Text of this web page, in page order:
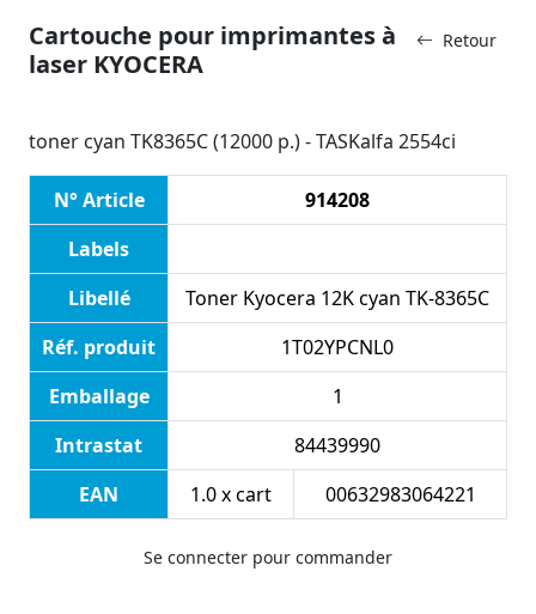
Retour
Cartouche pour imprimantes à
laser KYOCERA
toner cyan TK8365C (12000 p.) - TASKalfa 2554ci
N° Article
914208
Labels
Libellé
Toner Kyocera 12K cyan TK-8365C
Réf. produit
1T02YPCNL0
Emballage
1
Intrastat
84439990
EAN
1.0 x cart 00632983064221
Se connecter pour commander